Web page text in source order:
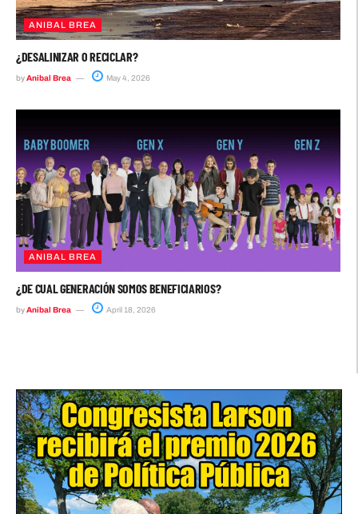
ANIBAL BREA
¿DESALINIZAR O RECICLAR?
byAnibal Brea May 4, 2026
ANIBAL BREA
¿DE CUAL GENERACIÓN SOMOS BENEFICIARIOS?
byAnibal Brea April 18, 2026